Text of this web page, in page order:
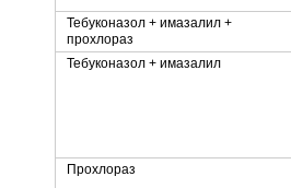
Тебуконазол + имазалил +
прохлораз
Тебуконазол + имазалил
Прохлораз